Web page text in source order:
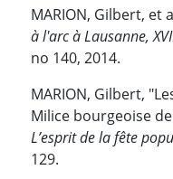
MARION, Gilbert, et
à l'arc à Lausanne,
no 140, 2014.
MARION, Gilbert,
Milice bourgeoise
L’esprit de la fête
129.